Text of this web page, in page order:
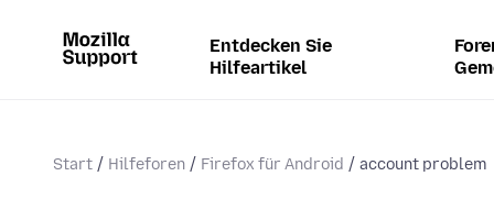
Entdecken Sie
Hilfeartikel
Start Hilfeforen Firefox für Android account problem